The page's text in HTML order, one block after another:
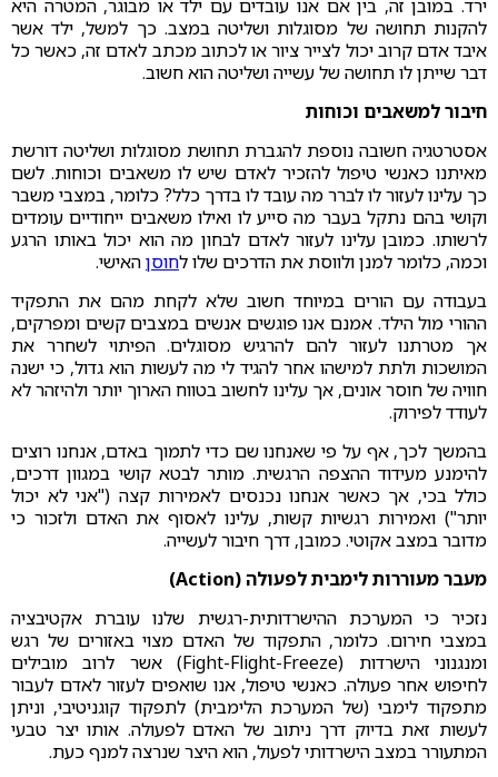
ירד. במובן זה, בין אם אנו עובדים עם ילד או מבוגר, המטרה היא
להקנות תחושה של מסוגלות ושליטה במצב. כך למשל, ילד אשר
איבד אדם קרוב יכול לצייר ציור או לכתוב מכתב לאדם זה, כאשר כל
דבר שייתן לו תחושה של עשייה ושליטה הוא חשוב.
חיבור למשאבים וכוחות
אסטרטגיה חשובה נוספת להגברת תחושת מסוגלות ושליטה דורשת
מאיתנו כאנשי טיפול להזכיר לאדם שיש לו משאבים וכוחות. לשם
כך עלינו לעזור לו לברר מה עובד לו בדרך כלל? כלומר, במצבי משבר
וקושי בהם נתקל בעבר מה סייע לו ואילו משאבים ייחודיים עומדים
לרשותו. כמובן עלינו לעזור לאדם לבחון מה הוא יכול באותו הרגע
וכמה, כלומר למנן ולווסת את הדרכים שלו לחוסןהאישי.
בעבודה עם הורים במיוחד חשוב שלא לקחת מהם את התפקיד
ההורי מול הילד. אמנם אנו פוגשים אנשים במצבים קשים ומפרקים,
אך מטרתנו לעזור להם להרגיש מסוגלים. הפיתוי לשחרר את
המושכות ולתת למישהו אחר להגיד לי מה לעשות הוא גדול, כי ישנה
חוויה של חוסר אונים, אך עלינו לחשוב בטווח הארוך יותר ולהיזהר לא
לעודד לפירוק.
בהמשך לכך, אף על פי שאנחנו שם כדי לתמוך באדם, אנחנו רוצים
להימנע מעידוד ההצפה הרגשית. מותר לבטא קושי במגוון דרכים,
כולל בכי, אך כאשר אנחנו נכנסים לאמירות קצה ("אני לא יכול
יותר") ואמירות רגשיות קשות, עלינו לאסוף את האדם ולזכור כי
מדובר במצב אקוטי. כמובן, דרך חיבור לעשייה.
מעבר מעוררות לימבית לפעולה (Action)
נזכיר כי המערכת ההישרדותית-רגשית שלנו עוברת אקטיבציה
במצבי חירום. כלומר, התפקוד של האדם מצוי באזורים של רגש
ומנגנוני הישרדות (Fight-Flight-Freeze) אשר לרוב מובילים
לחיפוש אחר פעולה. כאנשי טיפול, אנו שואפים לעזור לאדם לעבור
מתפקוד לימבי (של המערכת הלימבית) לתפקוד קוגניטיבי, וניתן
לעשות זאת בדיוק דרך ניתוב של האדם לפעולה. אותו יצר טבעי
המתעורר במצב הישרדותי לפעול, הוא היצר שנרצה למנף כעת.